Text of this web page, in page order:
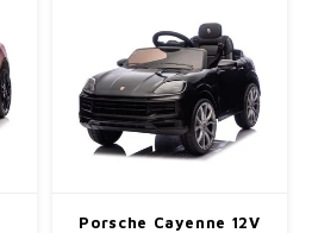
Porsche Cayenne 12V